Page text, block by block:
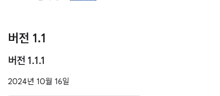
버전 1.1
버전 1.1.1
2024년 10월 16일